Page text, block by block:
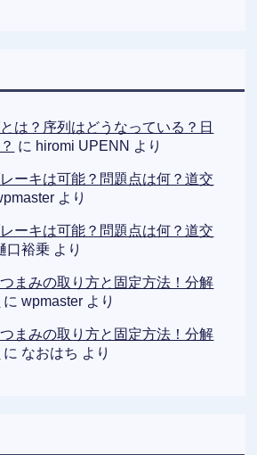
は？序列はどうなっている？日
に hiromi UPENN より
ーキは可能？問題点は何？道交
より
ーキは可能？問題点は何？道交
口裕乗 より
まみの取り方と固定方法！分解
にwpmaster より
まみの取り方と固定方法！分解
に なおはち より